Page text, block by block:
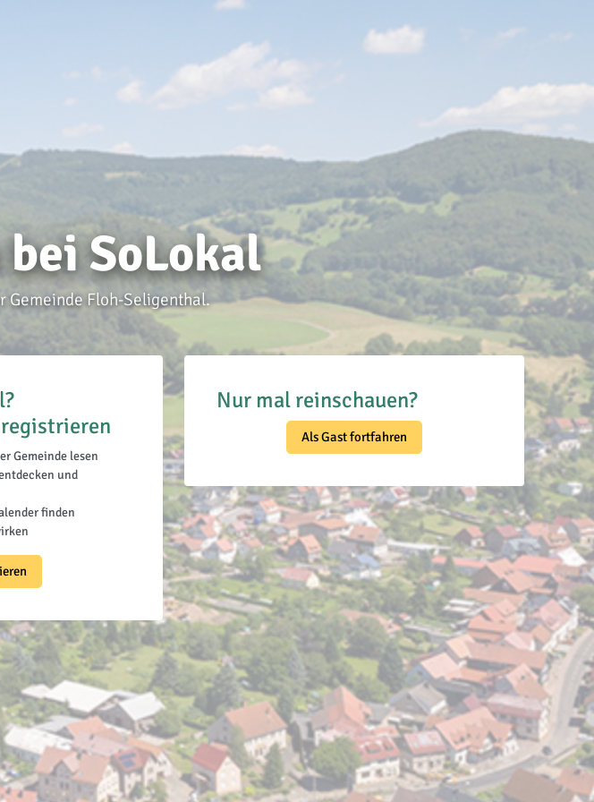
SoLokal
Gemeinde Floh-Seligenthal.
Gemeinde lesen
und
finden
Nur mal reinschauen?
Als Gast fortfahren